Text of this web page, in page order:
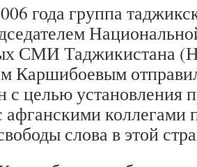
года группа
СМИ
Каршибоевым
с целью установления
афганскими коллегами
слова в этой